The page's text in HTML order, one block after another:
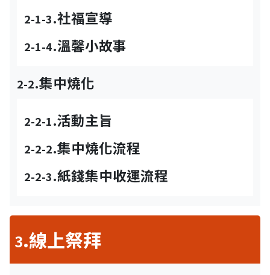
2-1-3.社福宣導
2-1-4.溫馨小故事
2-2.集中燒化
2-2-1.活動主旨
2-2-2.集中燒化流程
2-2-3.紙錢集中收運流程
3.線上祭拜